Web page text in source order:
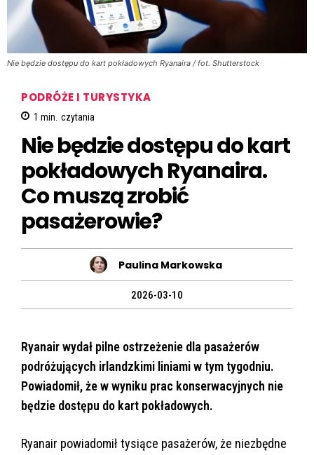
Nie będzie dostępu do kart pokładowych Ryanaira / fot. Shutterstock
PODRÓŻE I TURYSTYKA
1 min. czytania
Nie będzie dostępu do kart
pokładowych Ryanaira.
Co muszą zrobić
pasażerowie?
Paulina Markowska
2026-03-10
Ryanair wydał pilne ostrzeżenie dla pasażerów
podróżujących irlandzkimi liniami w tym tygodniu.
Powiadomił, że w wyniku prac konserwacyjnych nie
będzie dostępu do kart pokładowych.
Ryanair powiadomił tysiące pasażerów, że niezbędne